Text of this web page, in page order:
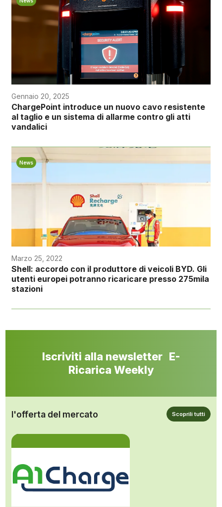
Gennaio 20, 2025
ChargePoint introduce un nuovo cavo resistente
al taglio e un sistema di allarme contro gli atti
vandalici
News
Marzo 25, 2022
Shell: accordo con il produttore di veicoli BYD. Gli
utenti europei potranno ricaricare presso 275mila
stazioni
Iscriviti alla newsletter E-
Ricarica Weekly
l'offerta del mercato Scoprili tutti